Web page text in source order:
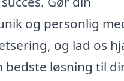
og personlig
og lad os
bedste løsning til